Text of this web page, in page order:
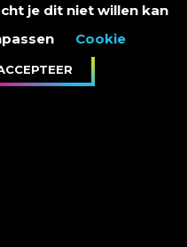
je dit niet willen kan
Cookie